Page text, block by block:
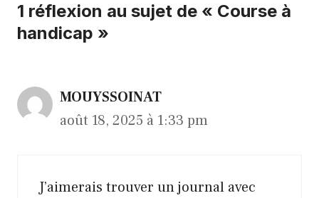
1 réflexion au sujet de « Course à
handicap »
MOUYSSOINAT
août 18, 2025 à 1:33 pm
J’aimerais trouver un journal avec